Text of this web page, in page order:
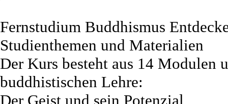
Fernstudium Buddhismus
Studienthemen und Materialien
Der Kurs besteht aus 14 Modulen
buddhistischen Lehre:
Der Geist und sein Potenzial